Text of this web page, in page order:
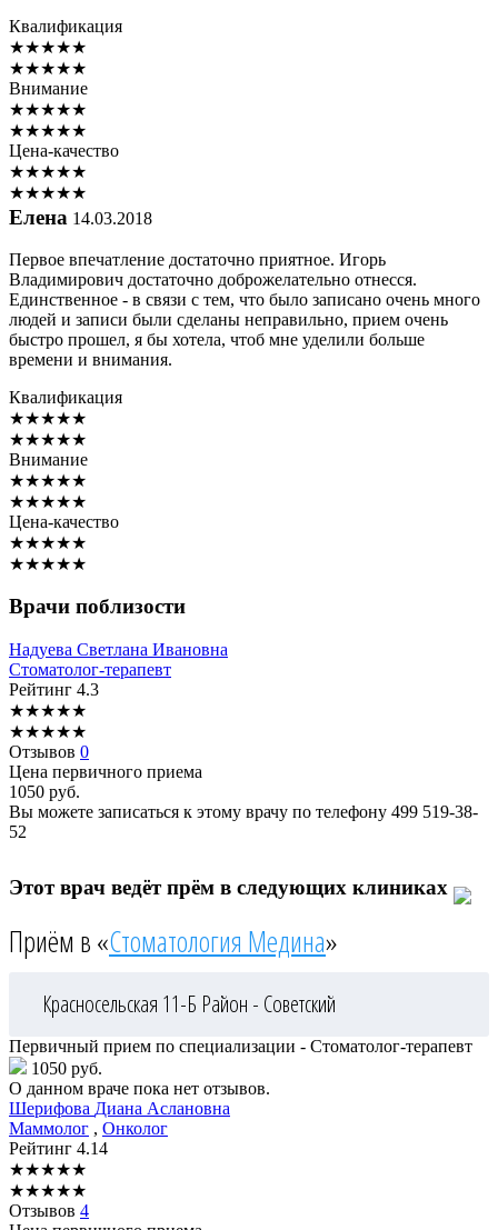
Квалификация
★★★★★
★★★★★
Внимание
★★★★★
★★★★★
Цена-качество
★★★★★
★★★★★
Елена 14.03.2018
Первое впечатление достаточно приятное. Игорь
Владимирович достаточно доброжелательно отнесся.
Единственное - в связи с тем, что было записано очень много
людей и записи были сделаны неправильно, прием очень
быстро прошел, я бы хотела, чтоб мне уделили больше
времени и внимания.
Квалификация
★★★★★
★★★★★
Внимание
★★★★★
★★★★★
Цена-качество
★★★★★
★★★★★
Врачи поблизости
Надуева Светлана Ивановна
Стоматолог-терапевт
Рейтинг 4.3
★★★★★
★★★★★
Отзывов 0
Цена первичного приема
1050 руб.
Вы можете записаться к этому врачу по телефону 499 519-38-
52
Этот врач ведёт прём в следующих клиниках
Приём в «Стоматология Медина»
Красносельская 11-Б Район - Советский
Первичный прием по специализации - Стоматолог-терапевт
1050 руб.
О данном враче пока нет отзывов.
Шерифова Диана Аслановна
Маммолог , Онколог
Рейтинг 4.14
★★★★★
★★★★★
Отзывов 4